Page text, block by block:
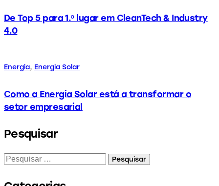
De Top 5 para 1.º lugar em CleanTech & Industry
4.0
Energia, Energia Solar
Como a Energia Solar está a transformar o
setor empresarial
Pesquisar